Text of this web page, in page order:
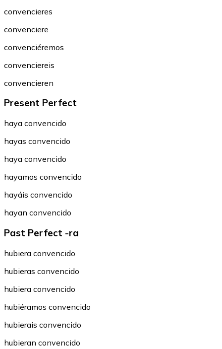
convencieres
convenciere
convenciéremos
convenciereis
convencieren
Present Perfect
haya convencido
hayas convencido
haya convencido
hayamos convencido
hayáis convencido
hayan convencido
Past Perfect -ra
hubiera convencido
hubieras convencido
hubiera convencido
hubiéramos convencido
hubierais convencido
hubieran convencido